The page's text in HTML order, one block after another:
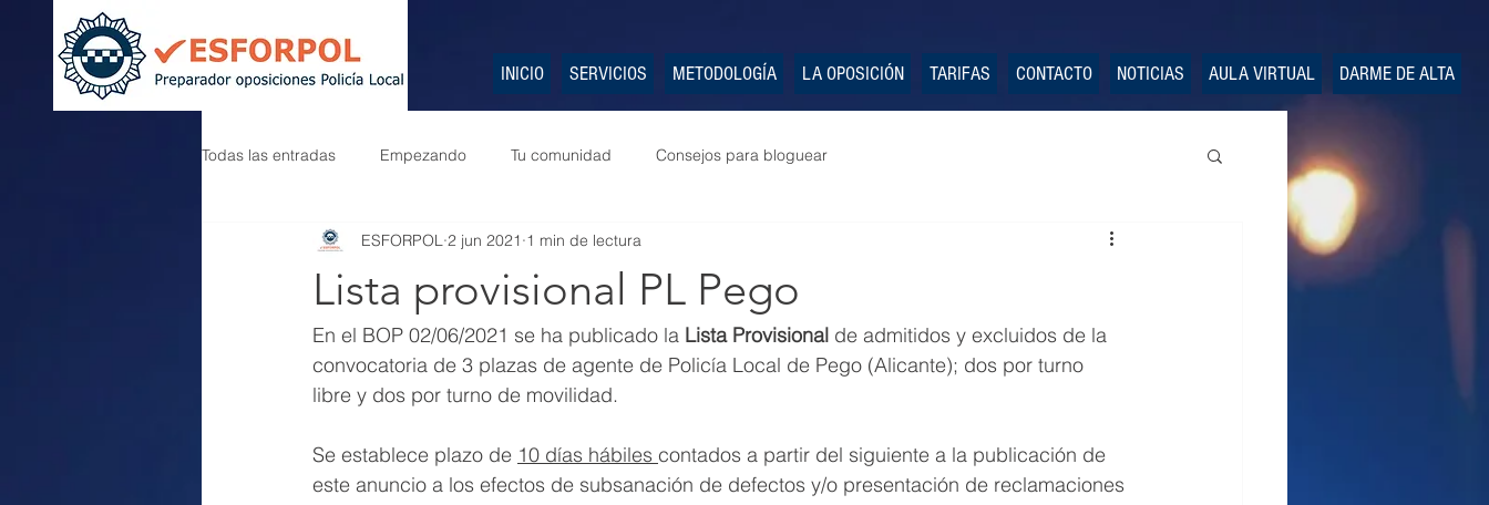
INICIO SERVICIOS METODOLOGÍA LA OPOSICIÓN TARIFAS CONTACTO NOTICIAS AULA VIRTUAL DARME DE ALTA
Todas las entradas Empezando Tu comunidad Consejos para bloguear
Lista provisional PL Pego
ESFORPOL 2 jun 2021 1 min de lectura
En el BOP 02/06/2021 se ha publicado la Lista Provisional de admitidos y excluidos de la
convocatoria de 3 plazas de agente de Policía Local de Pego (Alicante); dos por turno
libre y dos por turno de movilidad.
Se establece plazo de 10 días hábiles contados a partir del siguiente a la publicación de
este anuncio a los efectos de subsanación de defectos y/o presentación de reclamaciones